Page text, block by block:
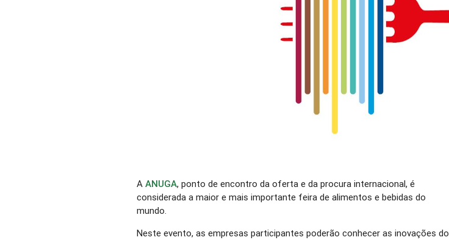
AANUGA, ponto de encontro da oferta e da procura internacional, é
considerada a maior e mais importante feira de alimentos e bebidas do
mundo.
Neste evento, as empresas participantes poderão conhecer as inovações do